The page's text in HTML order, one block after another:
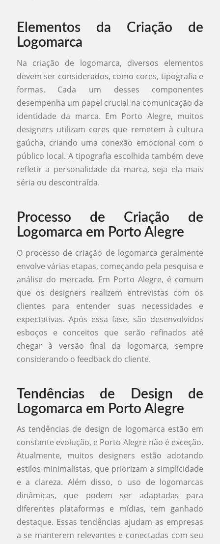
Elementos da Criação de
Logomarca
Na criação de logomarca, diversos elementos
devem ser considerados, como cores, tipografia e
formas. Cada um desses componentes
desempenha um papel crucial na comunicação da
identidade da marca. Em Porto Alegre, muitos
designers utilizam cores que remetem à cultura
gaúcha, criando uma conexão emocional com o
público local. A tipografia escolhida também deve
refletir a personalidade da marca, seja ela mais
séria ou descontraída.
Processo de Criação de
Logomarca em Porto Alegre
O processo de criação de logomarca geralmente
envolve várias etapas, começando pela pesquisa e
análise do mercado. Em Porto Alegre, é comum
que os designers realizem entrevistas com os
clientes para entender suas necessidades e
expectativas. Após essa fase, são desenvolvidos
esboços e conceitos que serão refinados até
chegar à versão final da logomarca, sempre
considerando o feedback do cliente.
Tendências de Design de
Logomarca em Porto Alegre
As tendências de design de logomarca estão em
constante evolução, e Porto Alegre não é exceção.
Atualmente, muitos designers estão adotando
estilos minimalistas, que priorizam a simplicidade
e a clareza. Além disso, o uso de logomarcas
dinâmicas, que podem ser adaptadas para
diferentes plataformas e mídias, tem ganhado
destaque. Essas tendências ajudam as empresas
a se manterem relevantes e conectadas com seu